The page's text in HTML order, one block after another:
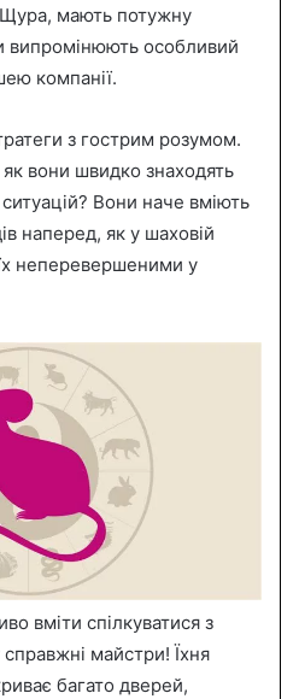
мають потужну
випромінюють особливий
компанії.
з гострим розумом.
вони швидко знаходять
ситуацій? Вони наче вміють
наперед, як у шаховій
неперевершеними у
вміти спілкуватися з
майстри! Їхня
багато дверей,